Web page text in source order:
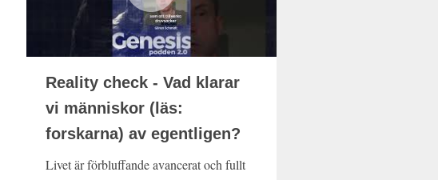
Reality check - Vad klarar
vi människor (läs:
forskarna) av egentligen?
Livet är förbluffande avancerat och fullt